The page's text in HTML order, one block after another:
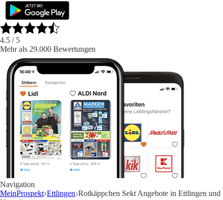
4.5 / 5
Mehr als 29.000 Bewertungen
Navigation
MeinProspekt Ettlingen Rotkäppchen Sekt Angebote in Ettlingen und